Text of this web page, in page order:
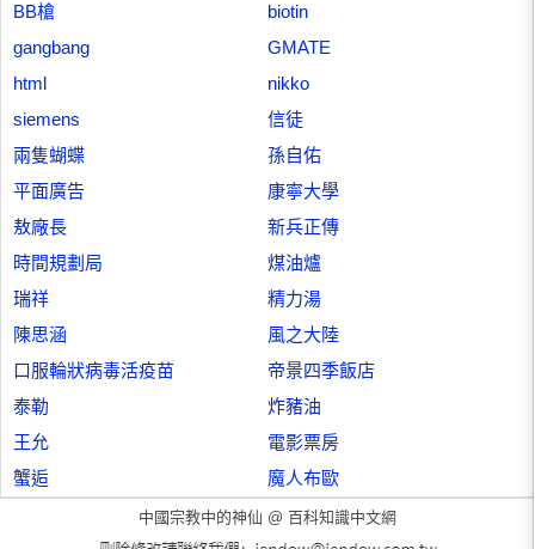
BB槍
biotin
gangbang
GMATE
html
nikko
siemens
信徒
兩隻蝴蝶
孫自佑
平面廣告
康寧大學
敖廠長
新兵正傳
時間規劃局
煤油爐
瑞祥
精力湯
陳思涵
風之大陸
口服輪狀病毒活疫苗
帝景四季飯店
泰勒
炸豬油
王允
電影票房
蟹逅
魔人布歐
中國宗教中的神仙 @ 百科知識中文網